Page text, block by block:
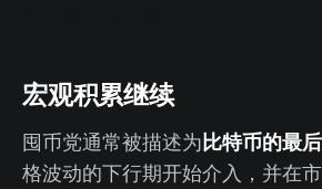
宏观积累继续
囤币党通常被描述为比特币的最
格波动的下行期开始介入，并在